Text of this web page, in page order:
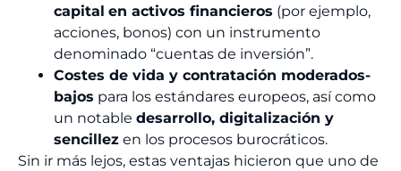
capital en activos financieros (por ejemplo,
acciones, bonos) con un instrumento
denominado “cuentas de inversión”.
Costes de vida y contratación moderados-
bajos para los estándares europeos, así como
un notable desarrollo, digitalización y
sencillez en los procesos burocráticos.
Sin ir más lejos, estas ventajas hicieron que uno de